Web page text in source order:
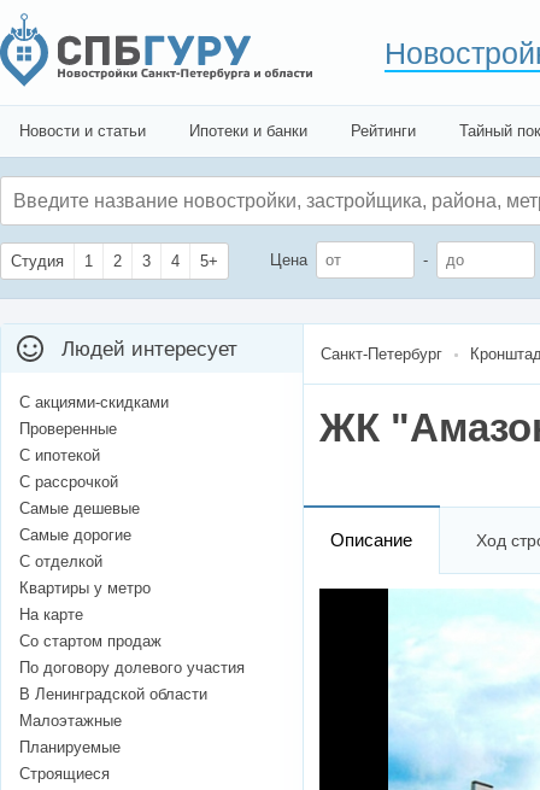
Новости и статьи Ипотеки и банки Рейтинги Тайный
Студия 1 2 3 4 5+ Цена -
Санкт-Петербург
ЖК
Описание Ход
Людей интересует
С акциями-скидками
Проверенные
С ипотекой
С рассрочкой
Самые дешевые
Самые дорогие
С отделкой
Квартиры у метро
На карте
Со стартом продаж
По договору долевого участия
В Ленинградской области
Малоэтажные
Планируемые
Строящиеся